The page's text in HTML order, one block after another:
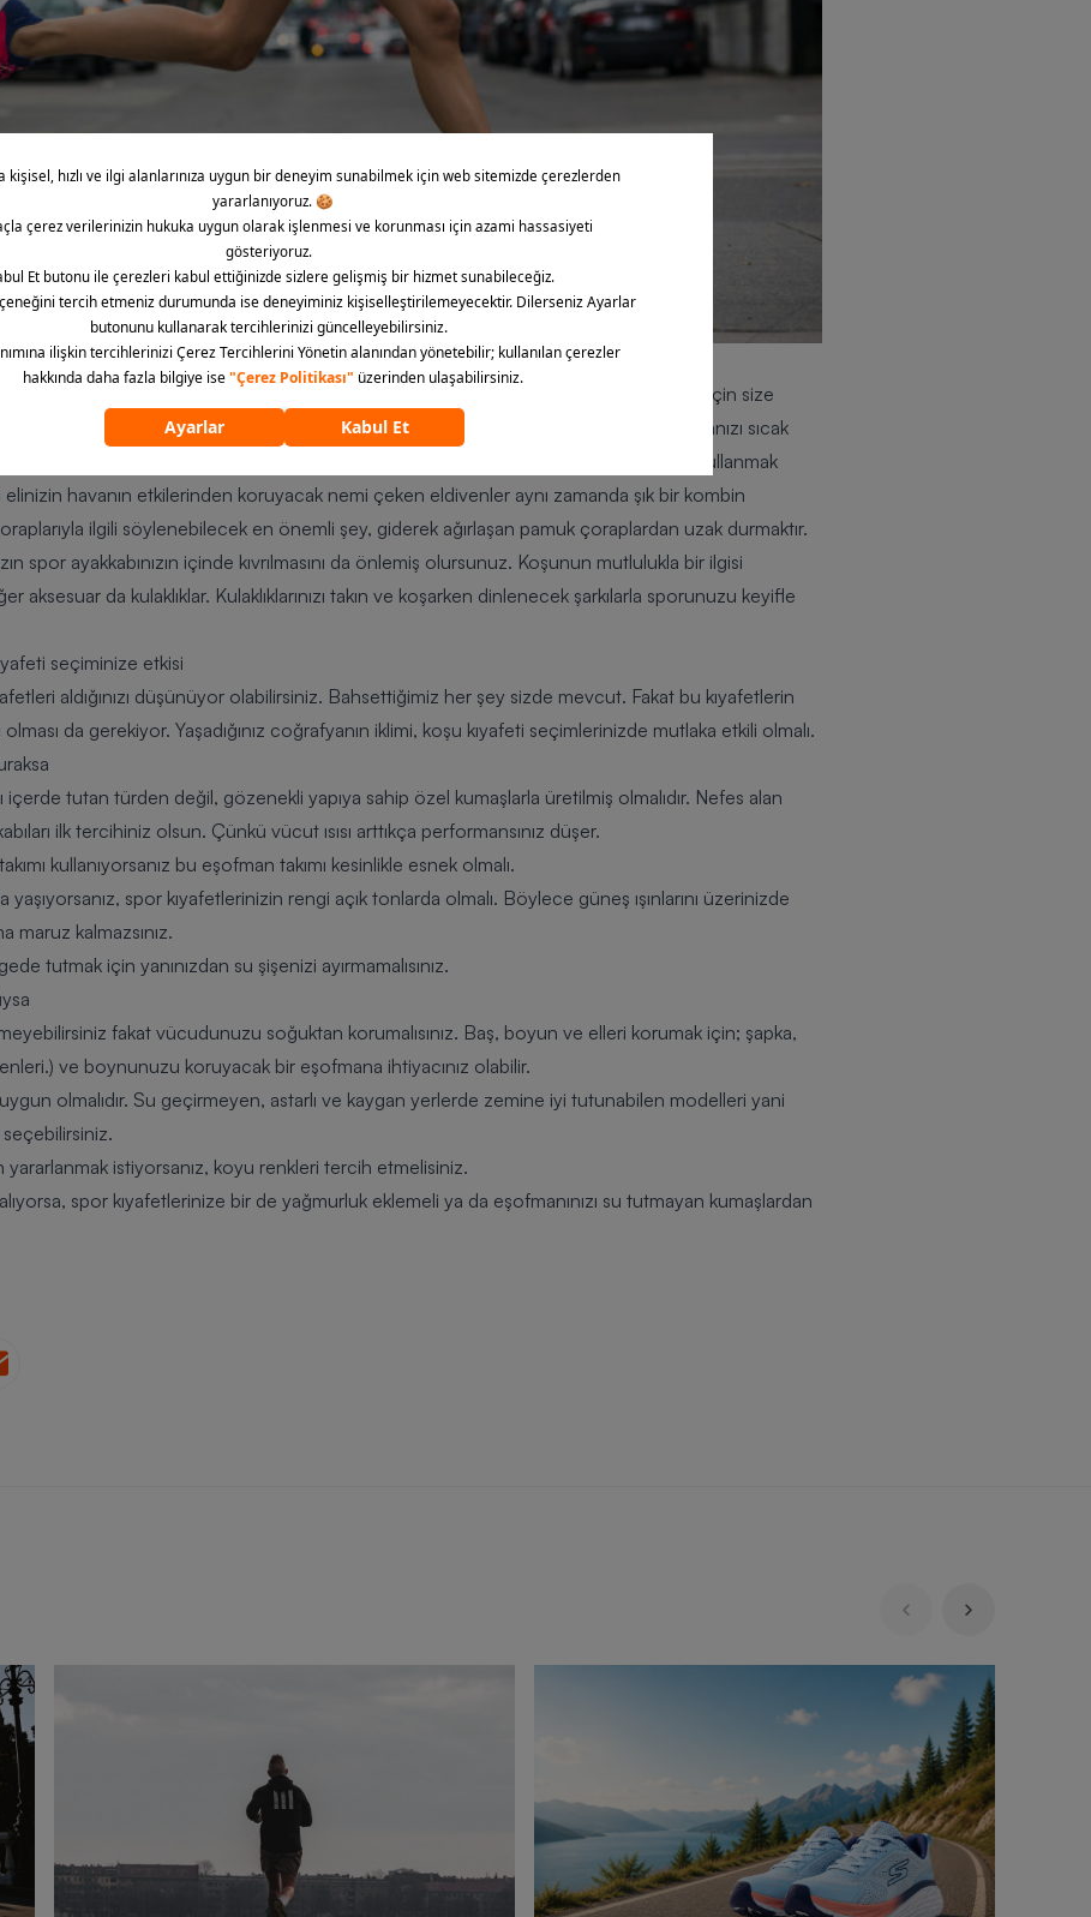
seçimi de çok önemli. Aksesuarlar, hem stilinizi tamamlar hem de rahat bir koşu için size
korunmayan kafa, hızla sıcaklık değişimlerine neden olabilir. Soğuk havalarda kafanızı sıcak
bir bere takabilirsiniz. Yaz aylarında serin hissettirecek hava alan ve hafif bir şapka kullanmak
havanın etkilerinden koruyacak nemi çeken eldivenler aynı zamanda şık bir kombin
ilgili söylenebilecek en önemli şey, giderek ağırlaşan pamuk çoraplardan uzak durmaktır.
spor ayakkabınızın içinde kıvrılmasını da önlemiş olursunuz. Koşunun mutlulukla bir ilgisi
da kulaklıklar. Kulaklıklarınızı takın ve koşarken dinlenecek şarkılarla sporunuzu keyifle
seçiminize etkisi
aldığınızı düşünüyor olabilirsiniz. Bahsettiğimiz her şey sizde mevcut. Fakat bu kıyafetlerin
da gerekiyor. Yaşadığınız coğrafyanın iklimi, koşu kıyafeti seçimlerinizde mutlaka etkili olmalı.
içerde tutan türden değil, gözenekli yapıya sahip özel kumaşlarla üretilmiş olmalıdır. Nefes alan
ilk tercihiniz olsun. Çünkü vücut ısısı arttıkça performansınız düşer.
kullanıyorsanız bu eşofman takımı kesinlikle esnek olmalı.
spor kıyafetlerinizin rengi açık tonlarda olmalı. Böylece güneş ışınlarını üzerinizde
maruz kalmazsınız.
tutmak için yanınızdan su şişenizi ayırmamalısınız.
fakat vücudunuzu soğuktan korumalısınız. Baş, boyun ve elleri korumak için; şapka,
ve boynunuzu koruyacak bir eşofmana ihtiyacınız olabilir.
uygun olmalıdır. Su geçirmeyen, astarlı ve kaygan yerlerde zemine iyi tutunabilen modelleri yani
seçebilirsiniz.
yararlanmak istiyorsanız, koyu renkleri tercih etmelisiniz.
spor kıyafetlerinize bir de yağmurluk eklemeli ya da eşofmanınızı su tutmayan kumaşlardan